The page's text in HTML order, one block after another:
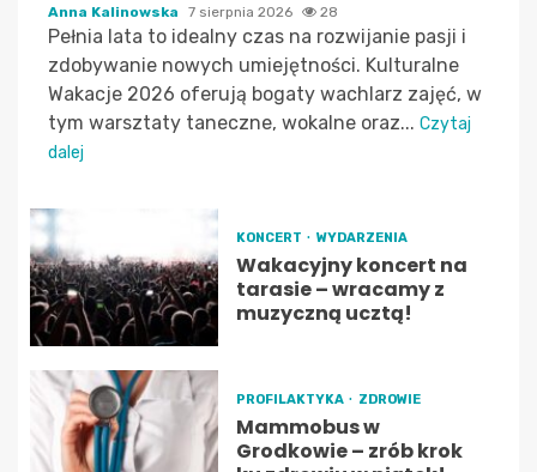
Anna Kalinowska 7 sierpnia 2026 28
Pełnia lata to idealny czas na rozwijanie pasji i
zdobywanie nowych umiejętności. Kulturalne
Wakacje 2026 oferują bogaty wachlarz zajęć, w
tym warsztaty taneczne, wokalne oraz... Czytaj
dalej
KONCERT WYDARZENIA
Wakacyjny koncert na
tarasie – wracamy z
muzyczną ucztą!
PROFILAKTYKA ZDROWIE
Mammobus w
Grodkowie – zrób krok